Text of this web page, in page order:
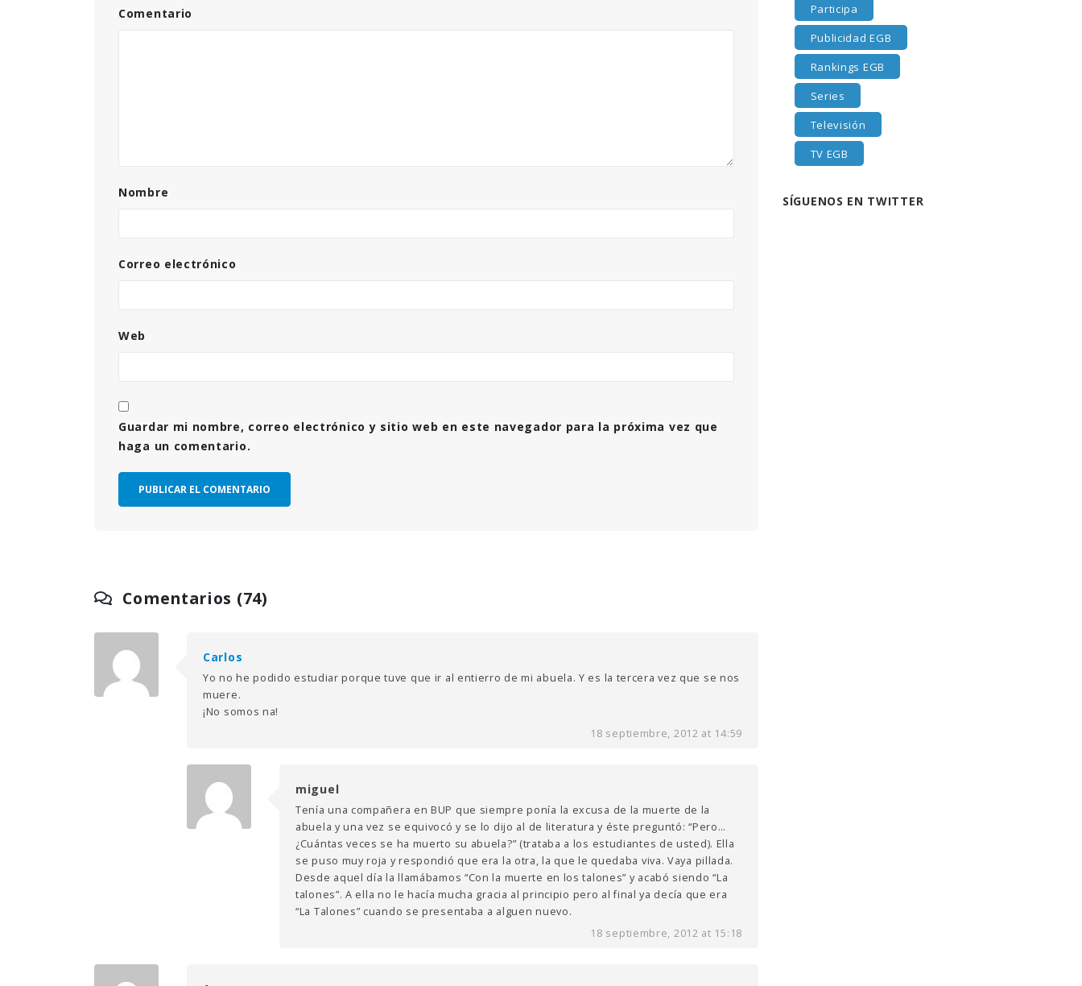
Comentario
Nombre
Correo electrónico
Web
Guardar mi nombre, correo electrónico y sitio web en este navegador para la próxima vez que
haga un comentario.
Comentarios (74)
Carlos
Yo no he podido estudiar porque tuve que ir al entierro de mi abuela. Y es la tercera vez que se nos
muere.
¡No somos na!
18 septiembre, 2012 at 14:59
miguel
Tenía una compañera en BUP que siempre ponía la excusa de la muerte de la
abuela y una vez se equivocó y se lo dijo al de literatura y éste preguntó: “Pero…
¿Cuántas veces se ha muerto su abuela?” (trataba a los estudiantes de usted). Ella
se puso muy roja y respondió que era la otra, la que le quedaba viva. Vaya pillada.
Desde aquel día la llamábamos “Con la muerte en los talones” y acabó siendo “La
talones”. A ella no le hacía mucha gracia al principio pero al final ya decía que era
“La Talones” cuando se presentaba a alguen nuevo.
18 septiembre, 2012 at 15:18
Participa
Publicidad EGB
Rankings EGB
Series
Televisión
TV EGB
SÍGUENOS EN TWITTER